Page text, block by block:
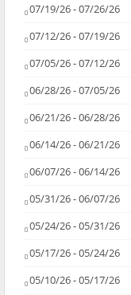
07/19/26 - 07/26/26
07/12/26 - 07/19/26
07/05/26 - 07/12/26
06/28/26 - 07/05/26
06/21/26 - 06/28/26
06/14/26 - 06/21/26
06/07/26 - 06/14/26
05/31/26 - 06/07/26
05/24/26 - 05/31/26
05/17/26 - 05/24/26
05/10/26 - 05/17/26